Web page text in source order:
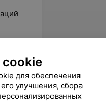
для обеспечения
улучшения, сбора